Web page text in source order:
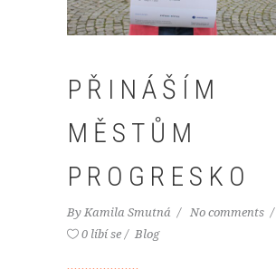
PŘINÁŠÍM
MĚSTŮM
PROGRESKO
By Kamila Smutná
No comments
0 líbí se
Blog